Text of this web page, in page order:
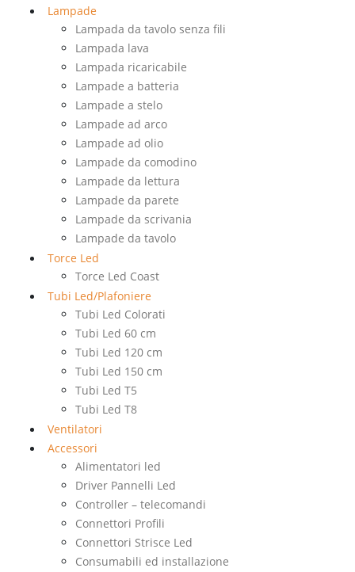
Lampade
Lampada da tavolo senza fili
Lampada lava
Lampada ricaricabile
Lampade a batteria
Lampade a stelo
Lampade ad arco
Lampade ad olio
Lampade da comodino
Lampade da lettura
Lampade da parete
Lampade da scrivania
Lampade da tavolo
Torce Led
Torce Led Coast
Tubi Led/Plafoniere
Tubi Led Colorati
Tubi Led 60 cm
Tubi Led 120 cm
Tubi Led 150 cm
Tubi Led T5
Tubi Led T8
Ventilatori
Accessori
Alimentatori led
Driver Pannelli Led
Controller – telecomandi
Connettori Profili
Connettori Strisce Led
Consumabili ed installazione